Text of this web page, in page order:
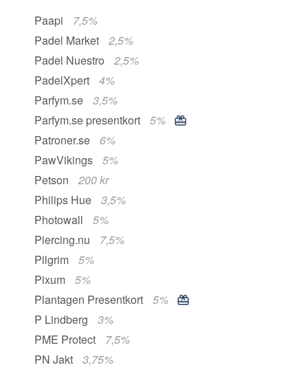
Paapi
7,5%
Padel Market
2,5%
Padel Nuestro
2,5%
PadelXpert
4%
Parfym.se
3,5%
Parfym.se presentkort
5%
Patroner.se
6%
PawVikings
5%
Petson
200 kr
Philips Hue
3,5%
Photowall
5%
Piercing.nu
7,5%
Pilgrim
5%
Pixum
5%
Plantagen Presentkort
5%
P Lindberg
3%
PME Protect
7,5%
PN Jakt
3,75%